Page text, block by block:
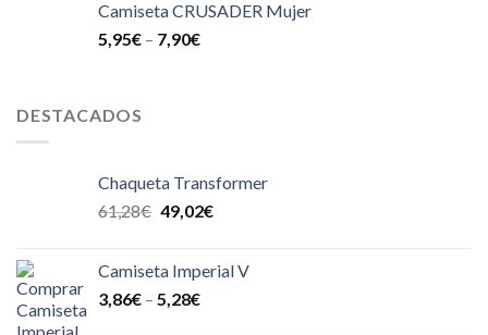
Camiseta CRUSADER Mujer
5,95€ – 7,90€
DESTACADOS
Chaqueta Transformer
61,28€ 49,02€
Camiseta Imperial V
3,86€ – 5,28€